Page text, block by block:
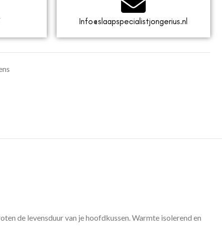
Info@slaapspecialistjongerius.nl
de levensduur van je hoofdkussen. Warmte isolerend en